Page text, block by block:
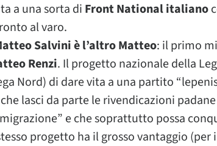
a una sorta di Front National italiano
al varo.
Salvini è l’altro Matteo: il primo
Renzi. Il progetto nazionale della
Nord) di dare vita a una partito
lasci da parte le rivendicazioni
e che soprattutto possa
progetto ha il grosso vantaggio (per